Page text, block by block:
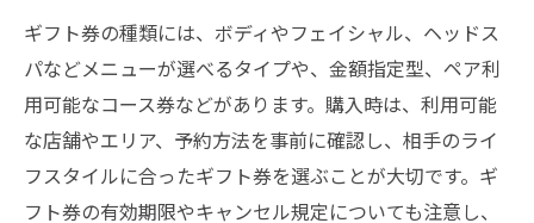
相手の好みに合わせたエステプレゼント選
び
沖縄エステギフトで喜ばれるポイント紹介
ギフト券選びで迷わないチェックリスト
メッセージカード付きエステギフトの魅力
ギフト券の種類には、ボディやフェイシャル、ヘッドス
パなどメニューが選べるタイプや、金額指定型、ペア利
用可能なコース券などがあります。購入時は、利用可能
な店舗やエリア、予約方法を事前に確認し、相手のライ
フスタイルに合ったギフト券を選ぶことが大切です。ギ
フト券の有効期限やキャンセル規定についても注意し、